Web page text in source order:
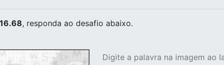
, responda ao desafio abaixo.
Digite a palavra na imagem ao